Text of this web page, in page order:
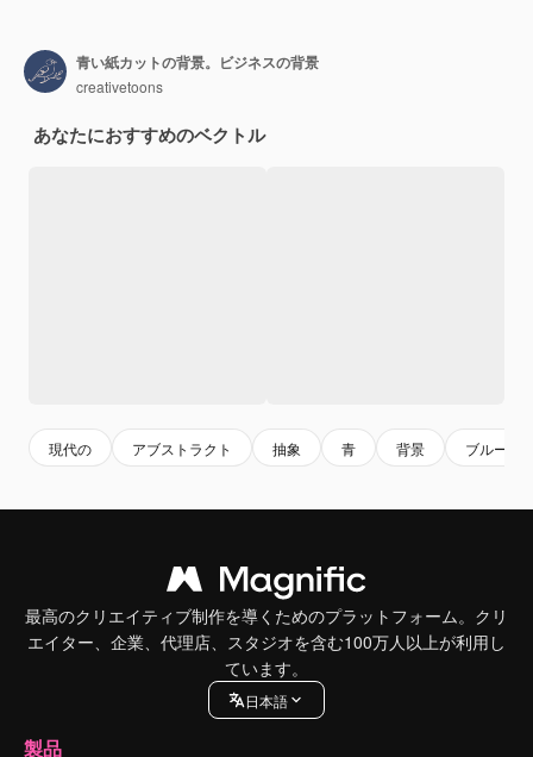
青い紙カットの背景。ビジネスの背景
creativetoons
あなたにおすすめのベクトル
現代の アブストラクト 抽象 青 背景 ブルー
最高のクリエイティブ制作を導くためのプラットフォーム。クリ
エイター、企業、代理店、スタジオを含む100万人以上が利用し
ています。
日本語
製品